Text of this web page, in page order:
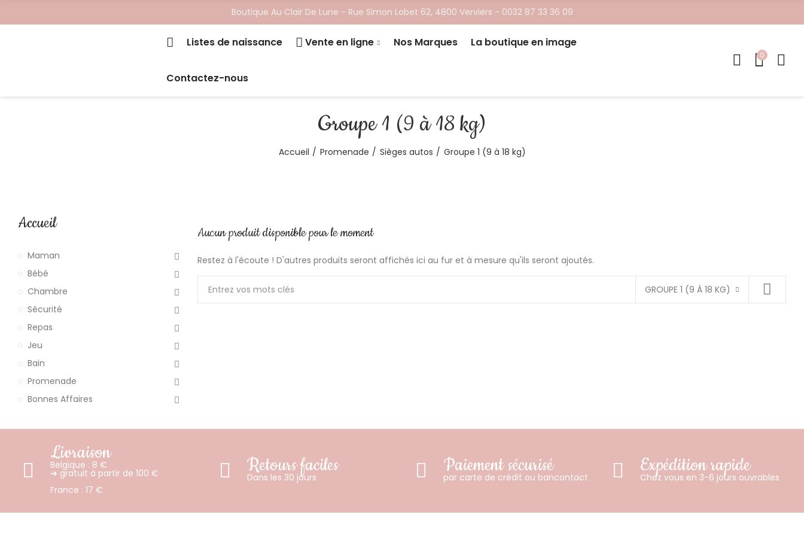
Boutique Au Clair De Lune - ​Rue Simon Lobet 62, 4800 Verviers - 0032 87 33 36 09
Listes de naissance Vente en ligne Nos Marques La boutique en image
Contactez-nous
0
Groupe 1 (9 à 18 kg)
Accueil Promenade Sièges autos Groupe 1 (9 à 18 kg)
Aucun produit disponible pour le moment
Restez à l'écoute ! D'autres produits seront affichés ici au fur et à mesure qu'ils seront ajoutés.
GROUPE 1 (9 À 18 KG)
Accueil
Maman
Bébé
Chambre
Sécurité
Repas
Jeu
Bain
Promenade
Bonnes Affaires
Livraison
Belgique : 8 €
➜ gratuit à partir de 100 €
France : 17 €
Retours faciles
Dans les 30 jours
Paiement sécurisé
par carte de crédit ou bancontact
Expédition rapide
Chez vous en 3-6 jours ouvrables